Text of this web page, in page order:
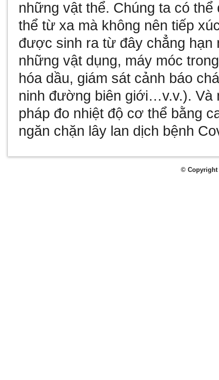
những vật thể. Chúng ta có
thể từ xa mà không nên tiếp
được sinh ra từ đây chẳng hạn
những vật dụng, máy móc
hóa dầu, giám sát cảnh báo
ninh đường biên giới…v.v.). Và
pháp đo nhiệt độ cơ thể bằng
ngăn chặn lây lan dịch bệnh
© Copyright